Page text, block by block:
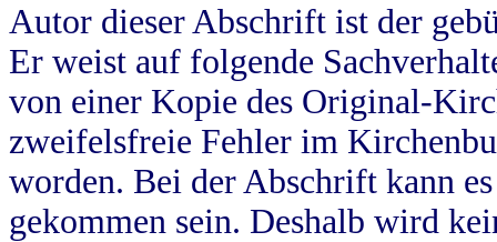
Autor dieser Abschrift ist der
Er weist auf folgende
von einer Kopie des Original-
zweifelsfreie Fehler im
worden. Bei der Abschrift kann
gekommen sein. Deshalb wird